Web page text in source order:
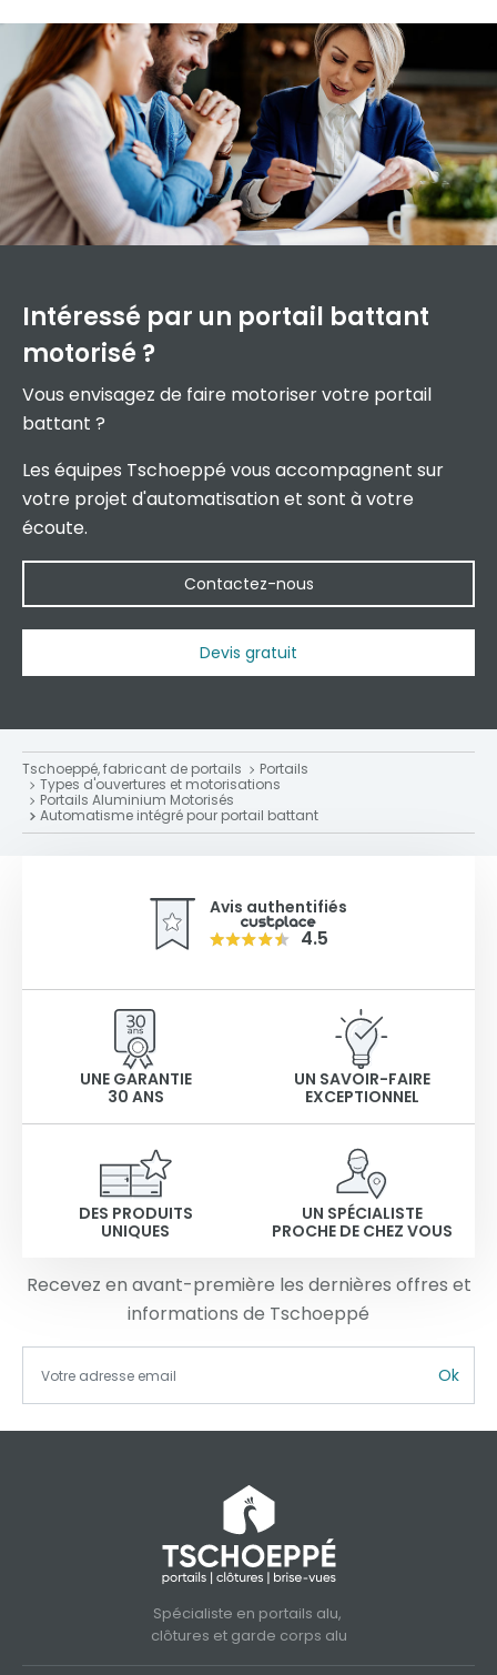
Intéressé par un portail battant
motorisé ?
Vous envisagez de faire motoriser votre portail
battant ?
Les équipes Tschoeppé vous accompagnent sur
votre projet d'automatisation et sont à votre
écoute.
Contactez-nous
Devis gratuit
Tschoeppé, fabricant de portails
Portails
Types d'ouvertures et motorisations
Portails Aluminium Motorisés
Automatisme intégré pour portail battant
Avis authentifiés
4.5
UNE GARANTIE
30 ANS
UN SAVOIR-FAIRE
EXCEPTIONNEL
DES PRODUITS
UNIQUES
UN SPÉCIALISTE
PROCHE DE CHEZ VOUS
Recevez en avant-première les dernières offres et
informations de Tschoeppé
Ok
Spécialiste en portails alu,
clôtures et garde corps alu